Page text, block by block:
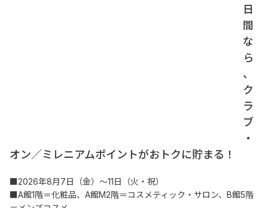
日
間
な
ら
、
ク
ラ
ブ
・
オン／ミレニアムポイントがおトクに貯まる！
■2026年8月7日（金）～11日（火・祝）
■A館1階＝化粧品、A館M2階＝コスメティック・サロン、B館5階